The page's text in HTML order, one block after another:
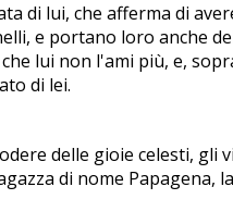
di lui, che afferma di
e portano loro anche
lui non l'ami più, e,
di lei.
delle gioie celesti, gli
di nome Papagena,